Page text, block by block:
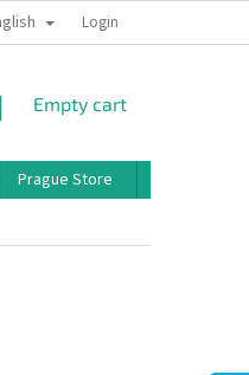
BONUS PROGRAM
Login
SHOPPING
Empty cart
Prague Store